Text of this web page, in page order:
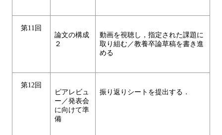
第11回
論文の構成
２
動画を視聴し，指定された課題に
取り組む／教養卒論草稿を書き進
める
第12回
ピアレビュ
ー／発表会
に向けて準
備
振り返りシートを提出する．